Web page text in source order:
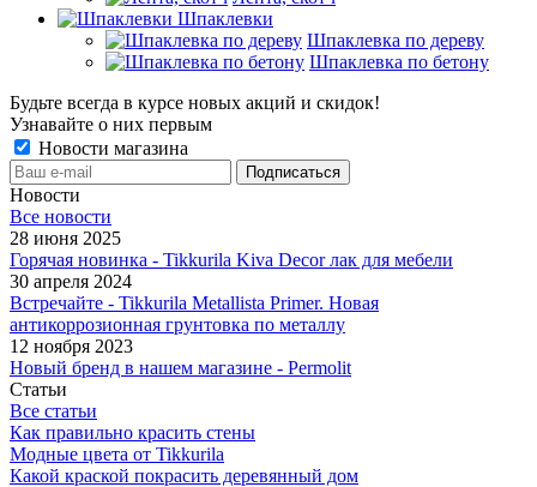
Шпаклевки
Шпаклевка по дереву
Шпаклевка по бетону
Будьте всегда в курсе новых акций и скидок!
Узнавайте о них первым
Новости магазина
Новости
Все новости
28 июня 2025
Горячая новинка - Tikkurila Kiva Decor лак для мебели
30 апреля 2024
Встречайте - Tikkurila Metallista Primer. Новая
антикоррозионная грунтовка по металлу
12 ноября 2023
Новый бренд в нашем магазине - Permolit
Статьи
Все статьи
Как правильно красить стены
Модные цвета от Tikkurila
Какой краской покрасить деревянный дом